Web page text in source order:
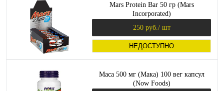
Mars Protein Bar 50 гр (Mars
Incorporated)
250 руб. / шт
НЕДОСТУПНО
Maca 500 мг (Мака) 100 вег капсул
(Now Foods)